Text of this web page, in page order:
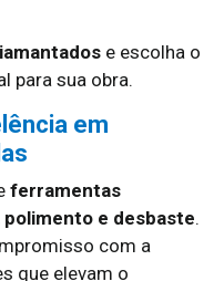
e escolha o
para sua obra.
em
ferramentas
e desbaste.
com a
que elevam o